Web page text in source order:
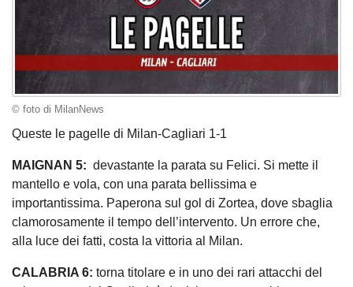
© foto di MilanNews
Queste le pagelle di Milan-Cagliari 1-1
MAIGNAN 5: devastante la parata su Felici. Si mette il
mantello e vola, con una parata bellissima e
importantissima. Paperona sul gol di Zortea, dove sbaglia
clamorosamente il tempo dell’intervento. Un errore che,
alla luce dei fatti, costa la vittoria al Milan.
CALABRIA 6: torna titolare e in uno dei rari attacchi del